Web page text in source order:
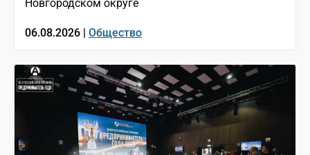
Новгородском округе
06.08.2026 | Общество